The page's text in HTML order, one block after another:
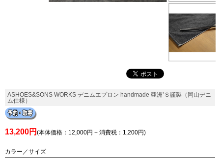
ASHOES&SONS WORKS デニムエプロン handmade 亜洲’Ｓ謹製（岡山デニ
ム仕様）
13,200円 (本体価格：12,000円 + 消費税：1,200円)
カラー／サイズ